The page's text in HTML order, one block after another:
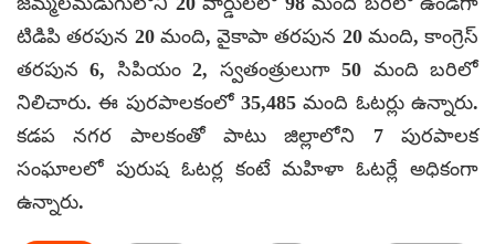
టిడిపి తరపున 20 మంది, వైకాపా తరపున 20 మంది, కాంగ్రెస్
తరపున 6, సిపియం 2, స్వతంత్రులుగా 50 మంది బరిలో
నిలిచారు. ఈ పురపాలకంలో 35,485 మంది ఓటర్లు ఉన్నారు.
కడప నగర పాలకంతో పాటు జిల్లాలోని 7 పురపాలక
సంఘాలలో పురుష ఓటర్ల కంటే మహిళా ఓటర్లే అధికంగా
ఉన్నారు.